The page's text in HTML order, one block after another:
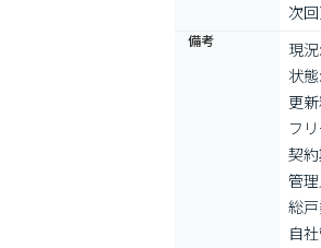
次
備考
現
状
更
フ
契
管
総
自